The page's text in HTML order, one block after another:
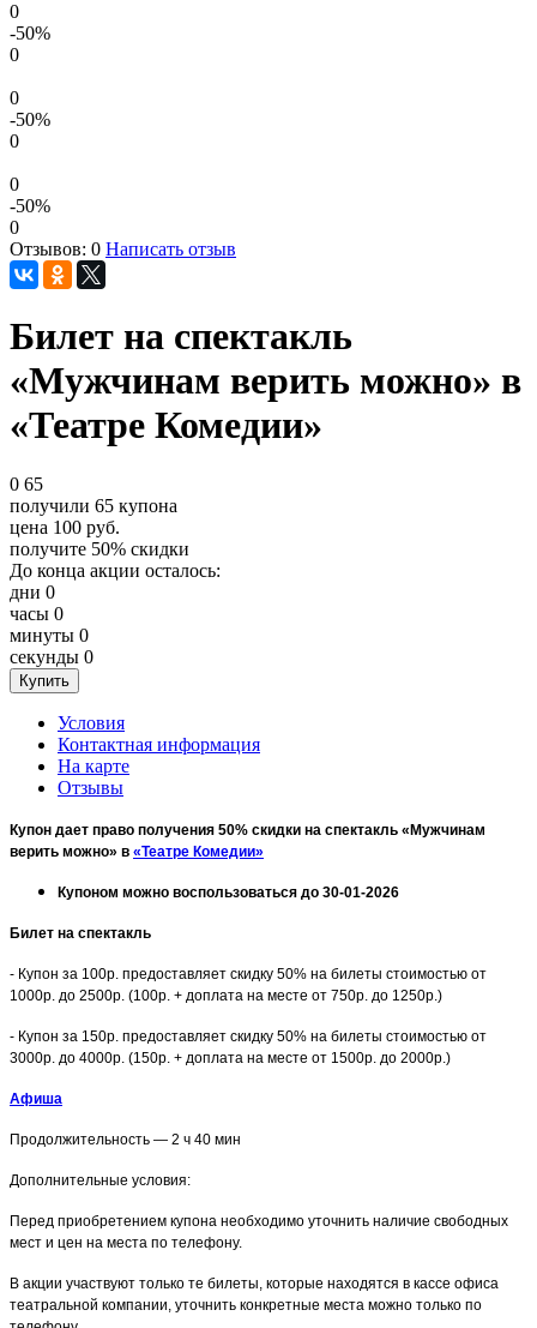
0
-50%
0
0
-50%
0
0
-50%
0
Отзывов: 0 Написать отзыв
Билет на спектакль
«Мужчинам верить можно» в
«Театре Комедии»
0 65
получили 65 купона
цена 100 руб.
получите 50% скидки
До конца акции осталось:
дни 0
часы 0
минуты 0
секунды 0
Условия
Контактная информация
На карте
Отзывы
Купон дает право получения 50% скидки на спектакль «Мужчинам
верить можно» в «Театре Комедии»
Купоном можно воспользоваться до 30-01-2026
Билет на спектакль
- Купон за 100р. предоставляет скидку 50% на билеты стоимостью от
1000р. до 2500р. (100р. + доплата на месте от 750р. до 1250р.)
- Купон за 150р. предоставляет скидку 50% на билеты стоимостью от
3000р. до 4000р. (150р. + доплата на месте от 1500р. до 2000р.)
Афиша
Продолжительность — 2 ч 40 мин
Дополнительные условия:
Перед приобретением купона необходимо уточнить наличие свободных
мест и цен на места по телефону.
В акции участвуют только те билеты, которые находятся в кассе офиса
театральной компании, уточнить конкретные места можно только по